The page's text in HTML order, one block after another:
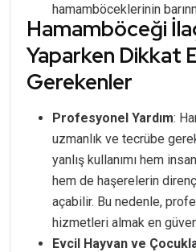
hamamböceklerinin
Hamamböceği
Yaparken Dikkat
Gerekenler
Profesyonel Yardım:
uzmanlık ve tecrübe
yanlış kullanımı hem
hem de haşerelerin
açabilir. Bu nedenle,
hizmetleri almak en
Evcil Hayvan ve